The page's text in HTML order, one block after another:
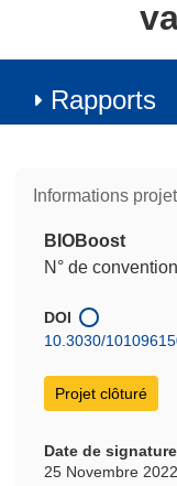
Rapports
Informations projet
BIOBoost
N° de
DOI
10.3030/
Projet clôturé
Date de
25 Novembre 2022